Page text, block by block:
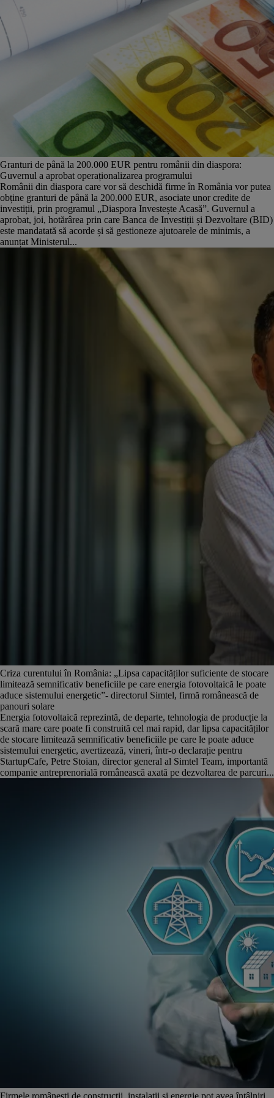
Granturi de până la 200.000 EUR pentru românii din diaspora:
Guvernul a aprobat operaționalizarea programului
Românii din diaspora care vor să deschidă firme în România vor putea
obține granturi de până la 200.000 EUR, asociate unor credite de
investiții, prin programul „Diaspora Investește Acasă”. Guvernul a
aprobat, joi, hotărârea prin care Banca de Investiții și Dezvoltare (BID)
este mandatată să acorde și să gestioneze ajutoarele de minimis, a
anunțat Ministerul...
Criza curentului în România: „Lipsa capacităților suficiente de stocare
limitează semnificativ beneficiile pe care energia fotovoltaică le poate
aduce sistemului energetic”- directorul Simtel, firmă românească de
panouri solare
Energia fotovoltaică reprezintă, de departe, tehnologia de producție la
scară mare care poate fi construită cel mai rapid, dar lipsa capacităților
de stocare limitează semnificativ beneficiile pe care le poate aduce
sistemului energetic, avertizează, vineri, într-o declarație pentru
StartupCafe, Petre Stoian, director general al Simtel Team, importantă
companie antreprenorială românească axată pe dezvoltarea de parcuri...
Firmele românești de construcții, instalații și energie pot avea întâlniri